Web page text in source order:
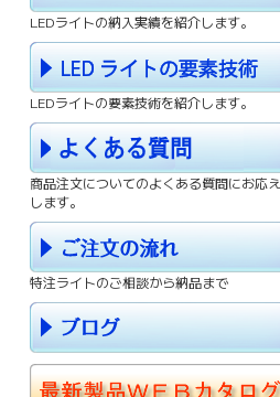
LEDライトの納入実績を紹介します。
LEDライトの要素技術を紹介します。
商品注文についてのよくある質問にお応え
します。
特注ライトのご相談から納品まで